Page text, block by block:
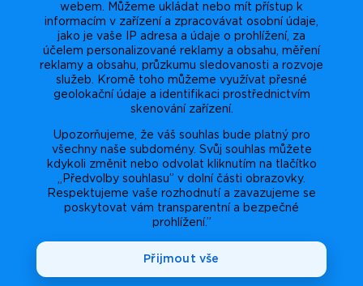
webem. Můžeme ukládat nebo mít přístup k
informacím v zařízení a zpracovávat osobní údaje,
jako je vaše IP adresa a údaje o prohlížení, za
účelem personalizované reklamy a obsahu, měření
reklamy a obsahu, průzkumu sledovanosti a rozvoje
služeb. Kromě toho můžeme využívat přesné
geolokační údaje a identifikaci prostřednictvím
skenování zařízení.
Upozorňujeme, že váš souhlas bude platný pro
všechny naše subdomény. Svůj souhlas můžete
kdykoli změnit nebo odvolat kliknutím na tlačítko
„Předvolby souhlasu” v dolní části obrazovky.
Respektujeme vaše rozhodnutí a zavazujeme se
poskytovat vám transparentní a bezpečné
prohlížení.”
Přijmout vše